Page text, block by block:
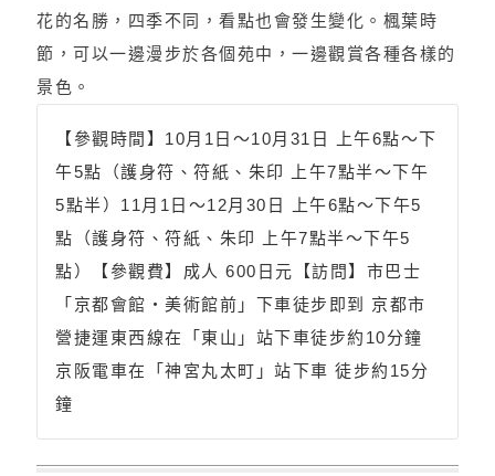
花的名勝，四季不同，看點也會發生變化。楓葉時
節，可以一邊漫步於各個苑中，一邊觀賞各種各樣的
景色。
【參觀時間】10月1日～10月31日 上午6點～下
午5點（護身符、符紙、朱印 上午7點半～下午
5點半）11月1日～12月30日 上午6點～下午5
點（護身符、符紙、朱印 上午7點半～下午5
點）【參觀費】成人 600日元【訪問】市巴士
「京都會館・美術館前」下車徒步即到 京都市
營捷運東西線在「東山」站下車徒步約10分鐘
京阪電車在「神宮丸太町」站下車 徒步約15分
鐘